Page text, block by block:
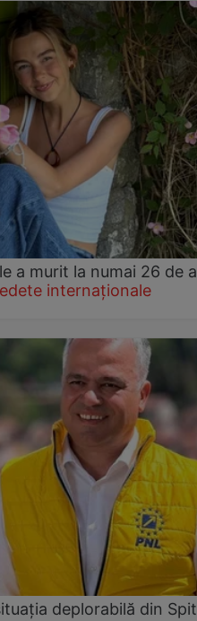
a murit la numai 26 de
internaționale
deplorabilă din